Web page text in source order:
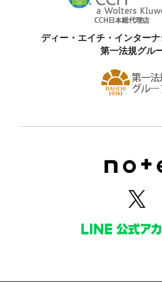
ディー・エイチ・インター
第一法規グル